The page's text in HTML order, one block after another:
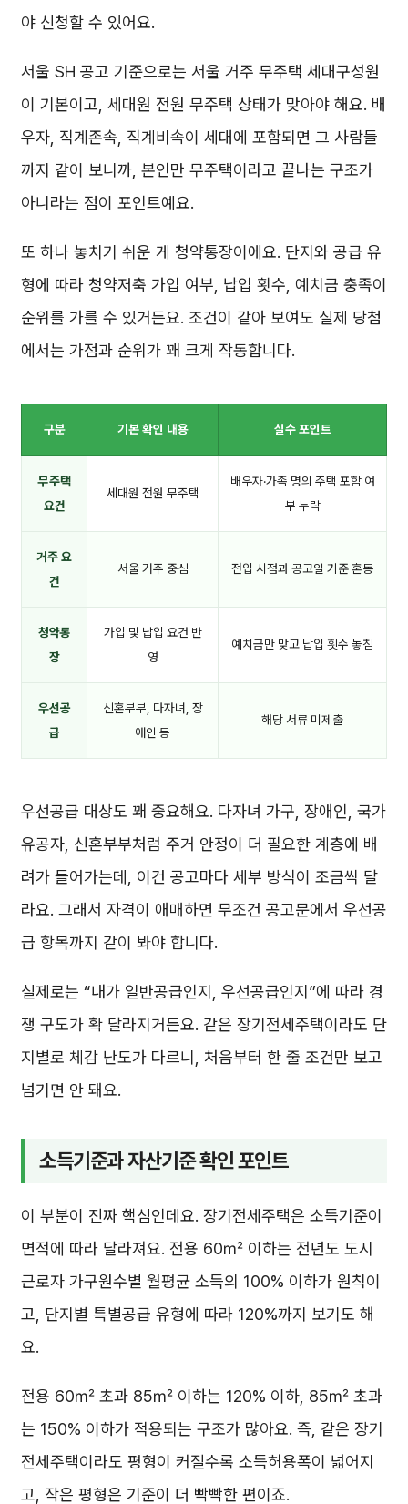
야 신청할 수 있어요.
서울 SH 공고 기준으로는 서울 거주 무주택 세대구성원
이 기본이고, 세대원 전원 무주택 상태가 맞아야 해요. 배
우자, 직계존속, 직계비속이 세대에 포함되면 그 사람들
까지 같이 보니까, 본인만 무주택이라고 끝나는 구조가
아니라는 점이 포인트예요.
또 하나 놓치기 쉬운 게 청약통장이에요. 단지와 공급 유
형에 따라 청약저축 가입 여부, 납입 횟수, 예치금 충족이
순위를 가를 수 있거든요. 조건이 같아 보여도 실제 당첨
에서는 가점과 순위가 꽤 크게 작동합니다.
구분 기본 확인 내용 실수 포인트
무주택
요건
세대원 전원 무주택
배우자·가족 명의 주택 포함 여
부 누락
거주 요
건
서울 거주 중심 전입 시점과 공고일 기준 혼동
청약통
장
가입 및 납입 요건 반
영
예치금만 맞고 납입 횟수 놓침
우선공
급
신혼부부, 다자녀, 장
애인 등
해당 서류 미제출
우선공급 대상도 꽤 중요해요. 다자녀 가구, 장애인, 국가
유공자, 신혼부부처럼 주거 안정이 더 필요한 계층에 배
려가 들어가는데, 이건 공고마다 세부 방식이 조금씩 달
라요. 그래서 자격이 애매하면 무조건 공고문에서 우선공
급 항목까지 같이 봐야 합니다.
실제로는 “내가 일반공급인지, 우선공급인지”에 따라 경
쟁 구도가 확 달라지거든요. 같은 장기전세주택이라도 단
지별로 체감 난도가 다르니, 처음부터 한 줄 조건만 보고
넘기면 안 돼요.
소득기준과 자산기준 확인 포인트
이 부분이 진짜 핵심인데요. 장기전세주택은 소득기준이
면적에 따라 달라져요. 전용 60㎡ 이하는 전년도 도시
근로자 가구원수별 월평균 소득의 100% 이하가 원칙이
고, 단지별 특별공급 유형에 따라 120%까지 보기도 해
요.
전용 60㎡ 초과 85㎡ 이하는 120% 이하, 85㎡ 초과
는 150% 이하가 적용되는 구조가 많아요. 즉, 같은 장기
전세주택이라도 평형이 커질수록 소득허용폭이 넓어지
고, 작은 평형은 기준이 더 빡빡한 편이죠.